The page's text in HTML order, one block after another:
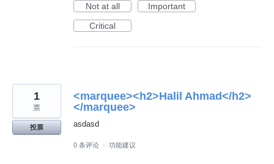
Not at all
Important
Critical
<marquee><h2>Halil Ahmad</h2>
</marquee>
asdasd
1
票
投票
0 条评论 · 功能建议